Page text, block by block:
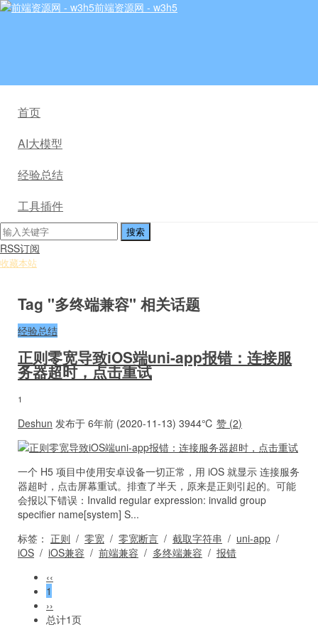
前端资源网 - w3h5
首页
AI大模型
经验总结
工具插件
RSS订阅
收藏本站
Tag "多终端兼容" 相关话题
经验总结
正则零宽导致iOS端uni-app报错：连接服
务器超时，点击重试
1
Deshun 发布于 6年前 (2020-11-13) 3944℃ 赞 (2)
一个 H5 项目中使用安卓设备一切正常，用 iOS 就显示 连接服务
器超时，点击屏幕重试。排查了半天，原来是正则引起的。可能
会报以下错误：Invalid regular expression: invalid group
specifier name[system] S...
标签： 正则 / 零宽 / 零宽断言 / 截取字符串 / uni-app /
iOS / iOS兼容 / 前端兼容 / 多终端兼容 / 报错
‹‹
1
››
总计1页